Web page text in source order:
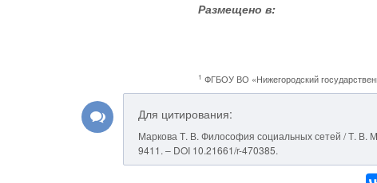
Размещено в:
1 ФГБОУ ВО «Нижегородский
Для цитирования:
Маркова Т. В. Философия социальных сетей / Т. В.
9411. – DOI 10.21661/r-470385.